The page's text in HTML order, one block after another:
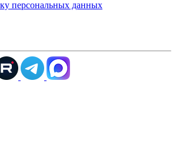
персональных данных